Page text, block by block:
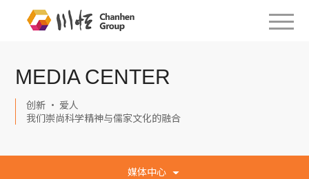
MEDIA CENTER
创新 · 爱人
我们崇尚科学精神与儒家文化的融合
媒体中心